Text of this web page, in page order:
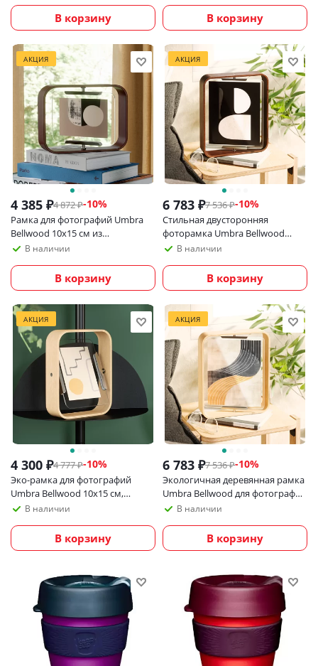
В корзину В корзину
АКЦИЯ
4 385 ₽4 872₽-10%
Рамка для фотографий Umbra
Bellwood 10х15 см из
экологичных материалов,
В наличии
В корзину
АКЦИЯ
6 783 ₽7 536₽-10%
Стильная двусторонняя
фоторамка Umbra Bellwood
20х25 см, темное дерево
В наличии
В корзину
АКЦИЯ
4 300 ₽4 777₽-10%
Эко-рамка для фотографий
Umbra Bellwood 10х15 см,
светлое дерево
В наличии
В корзину
АКЦИЯ
6 783 ₽7 536₽-10%
Экологичная деревянная рамка
Umbra Bellwood для фотографий
20х25 см, светлое дерево
В наличии
В корзину